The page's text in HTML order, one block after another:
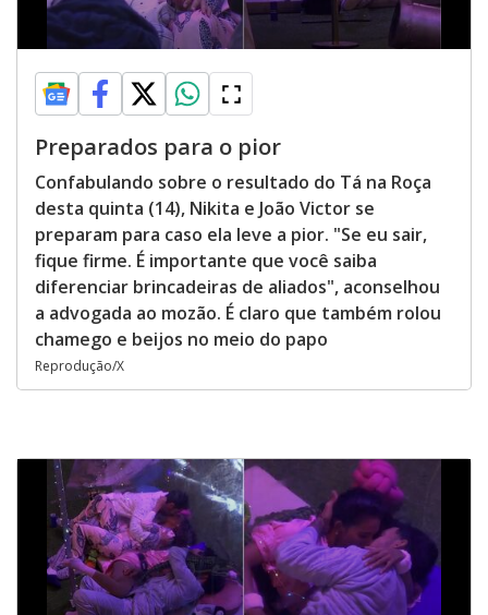
Preparados para o pior
Confabulando sobre o resultado do Tá na Roça
desta quinta (14), Nikita e João Victor se
preparam para caso ela leve a pior. "Se eu sair,
fique firme. É importante que você saiba
diferenciar brincadeiras de aliados", aconselhou
a advogada ao mozão. É claro que também rolou
chamego e beijos no meio do papo
Reprodução/X